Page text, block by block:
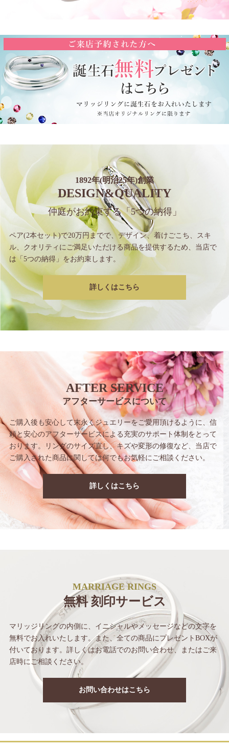
1892年(明治25年)創業
DESIGN&QUALITY
仲庭がお約束する「5つの納得」
ペア(2本セット)で20万円までで、 デザイン、着けごこち、スキ
ル、クオリティに ご満足いただける商品を提供するため、 当店で
は「5つの納得」をお約束します。
詳しくはこちら
AFTER SERVICE
アフターサービスについて
ご購入後も安心して末永くジュエリーをご愛用頂けるように、信
頼と安心のアフターサービスによる充実のサポート体制をとって
おります。
リングのサイズ直し、キズや変形の修復など、 当店で
ご購入された商品に関しては何でもお気軽にご相談ください。
詳しくはこちら
MARRIAGE RINGS
無料 刻印サービス
マリッジリングの内側に、イニシャルやメッセージなどの文字を
無料でお入れいたします。また、全ての商品にプレゼントBOXが
付いております。詳しくはお電話でのお問い合わせ、
またはご来
店時にご相談ください。
お問い合わせはこちら